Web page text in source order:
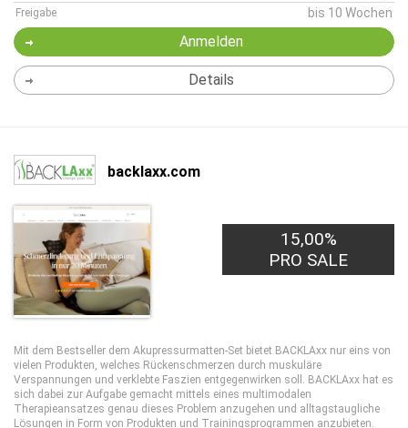
Freigabe bis 10 Wochen
Anmelden
Details
backlaxx.com
15,00%
PRO SALE
Mit dem Bestseller dem Akupressurmatten-Set bietet BACKLAxx nur eins von
vielen Produkten, welches Rückenschmerzen durch muskuläre
Verspannungen und verklebte Faszien entgegenwirken soll. BACKLAxx hat es
sich dabei zur Aufgabe gemacht mittels eines multimodalen
Therapieansatzes genau dieses Problem anzugehen und alltagstaugliche
Lösungen in Form von Produkten und Trainingsprogrammen anzubieten.